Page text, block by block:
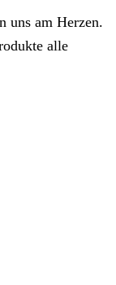
uns am Herzen.
alle